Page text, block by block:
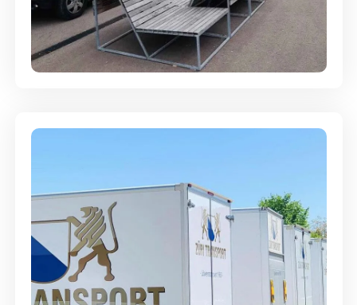
Umzugsreinigung - mit
Abgabegarantie